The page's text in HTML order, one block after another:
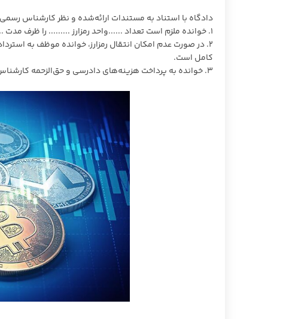
دادگاه با استناد به مستندات ارائه‌شده و نظر کارشناس
1. خوانده ملزم است تعداد ......واحد رمزارز ......... را ظرف مدت .......... به کیف پول دیجیتال معرفی‌شده از سوی خواهان منتقل کند.
2. در صورت عدم امکان انتقال رمزارز، خوانده موظف به
کامل است.
3. خوانده به پرداخت هزینه‌های دادرسی و حق‌الزحمه کارشناس محکوم شد.